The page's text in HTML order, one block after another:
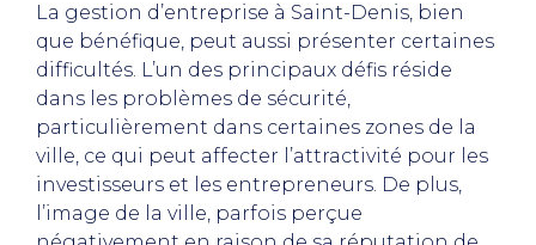
La gestion d’entreprise à Saint-Denis, bien
que bénéfique, peut aussi présenter certaines
difficultés. L’un des principaux défis réside
dans les problèmes de sécurité,
particulièrement dans certaines zones de la
ville, ce qui peut affecter l’attractivité pour les
investisseurs et les entrepreneurs. De plus,
l’image de la ville, parfois perçue